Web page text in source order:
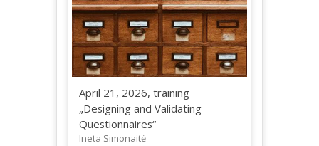
April 21, 2026, training
„Designing and Validating
Questionnaires“
Ineta Simonaitė